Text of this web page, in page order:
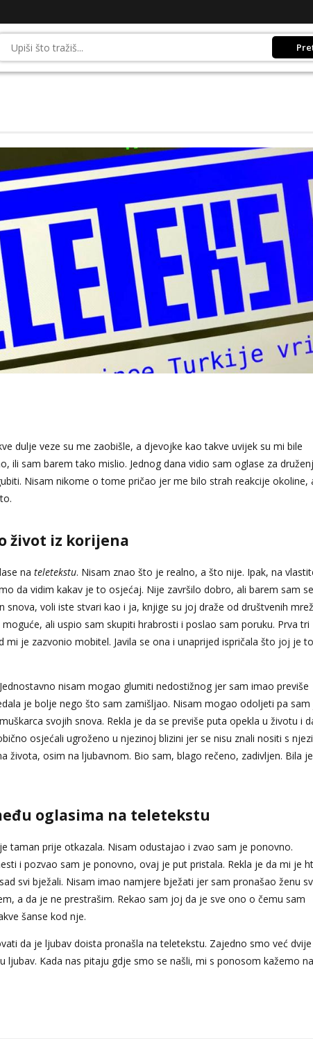
dulje veze su me zaobišle, a djevojke kao takve uvijek su mi bile
ili sam barem tako mislio. Jednog dana vidio sam oglase za
Nisam nikome o tome pričao jer me bilo strah reakcije okoline,
život iz korijena
na teletekstu. Nisam znao što je realno, a što nije. Ipak, na
da vidim kakav je to osjećaj. Nije završilo dobro, ali barem sam se
snova, voli iste stvari kao i ja, knjige su joj draže od društvenih
ali uspio sam skupiti hrabrosti i poslao sam poruku. Prva tri
je zazvonio mobitel. Javila se ona i unaprijed ispričala što joj je
nisam mogao glumiti nedostižnog jer sam imao previše
je bolje nego što sam zamišljao. Nisam mogao odoljeti pa sam
svojih snova. Rekla je da se previše puta opekla u životu i
osjećali ugroženo u njezinoj blizini jer se nisu znali nositi s
života, osim na ljubavnom. Bio sam, blago rečeno, zadivljen. Bila
oglasima na teletekstu
taman prije otkazala. Nisam odustajao i zvao sam je ponovno.
i pozvao sam je ponovno, ovaj je put pristala. Rekla je da mi je
svi bježali. Nisam imao namjere bježati jer sam pronašao ženu
a da je ne prestrašim. Rekao sam joj da je sve ono o čemu sam
šanse kod nje.
da je ljubav doista pronašla na teletekstu. Zajedno smo već dvije
ljubav. Kada nas pitaju gdje smo se našli, mi s ponosom kažemo na